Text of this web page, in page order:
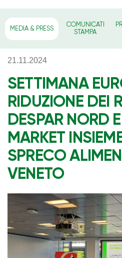
MEDIA & PRESS
COMUNICATI
STAMPA
21.11.2024
SETTIMANA
RIDUZIONE DEI
DESPAR NORD
MARKET
SPRECO
VENETO